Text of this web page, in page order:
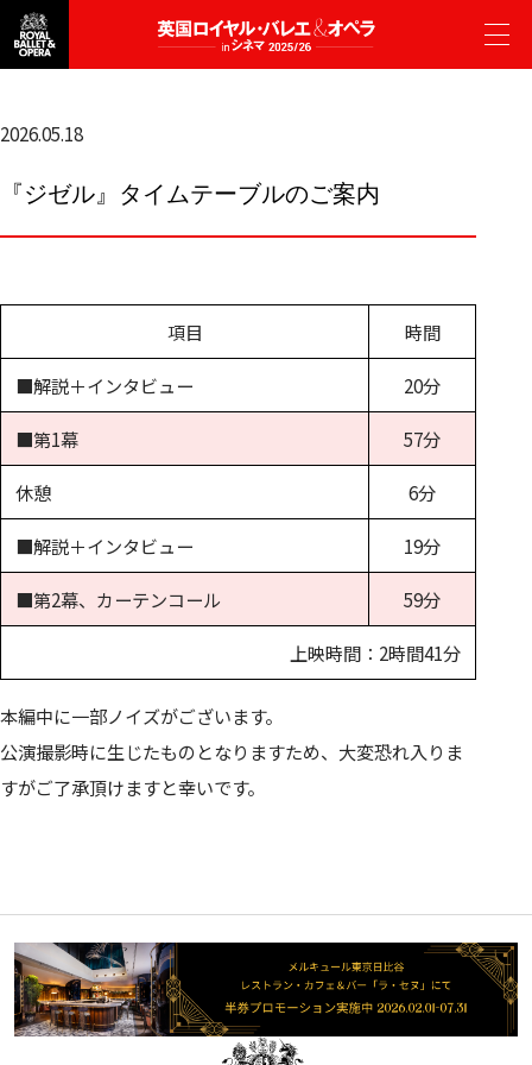
上映作品案内
スカ
ンの再上映）
椿姫 ウルフ・ワークス
魔笛
2026.05.18
『ジゼル』タイムテーブルのご案内
項目 時間
■解説＋インタビュー 20分
■第1幕 57分
休憩 6分
■解説＋インタビュー 19分
■第2幕、カーテンコール 59分
上映時間：2時間41分
本編中に一部ノイズがございます。
公演撮影時に生じたものとなりますため、大変恐れ入りま
すがご了承頂けますと幸いです。